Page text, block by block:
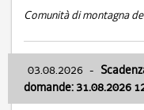
Comunità di montagna
03.08.2026 -
domande: 31.08.2026